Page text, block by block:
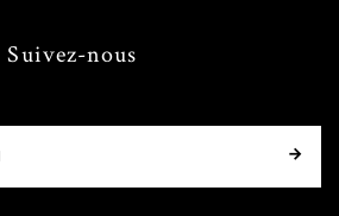
Suivez-nous